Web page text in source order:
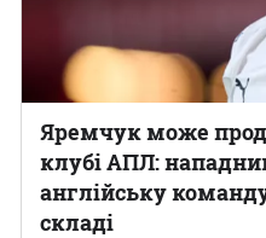
Яремчук може
клубі АПЛ:
англійську
складі